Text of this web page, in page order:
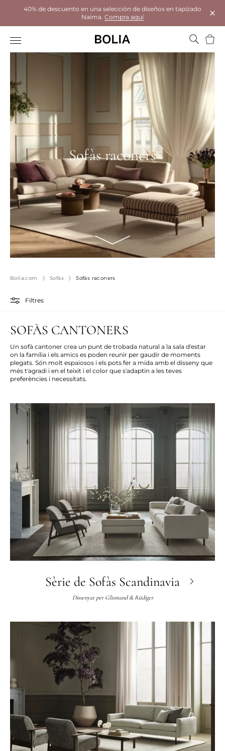
40% de descuento en una selección de diseños en tapizado
Naima. Compra aquí
Sofàs raconers
Bolia.com Sofàs Sofàs raconers
Filtres
SOFÀS CANTONERS
Un sofà cantoner crea un punt de trobada natural a la sala d'estar
on la família i els amics es poden reunir per gaudir de moments
plegats. Són molt espaiosos i els pots fer a mida amb el disseny que
més t'agradi i en el teixit i el color que s'adaptin a les teves
preferències i necessitats.
Sèrie de Sofàs Scandinavia
Dissenyat per Glismand & Rüdiger